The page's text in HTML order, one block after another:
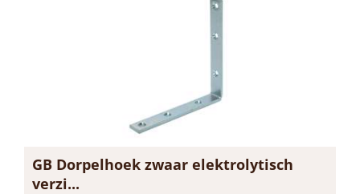
GB Dorpelhoek zwaar elektrolytisch
verzi...